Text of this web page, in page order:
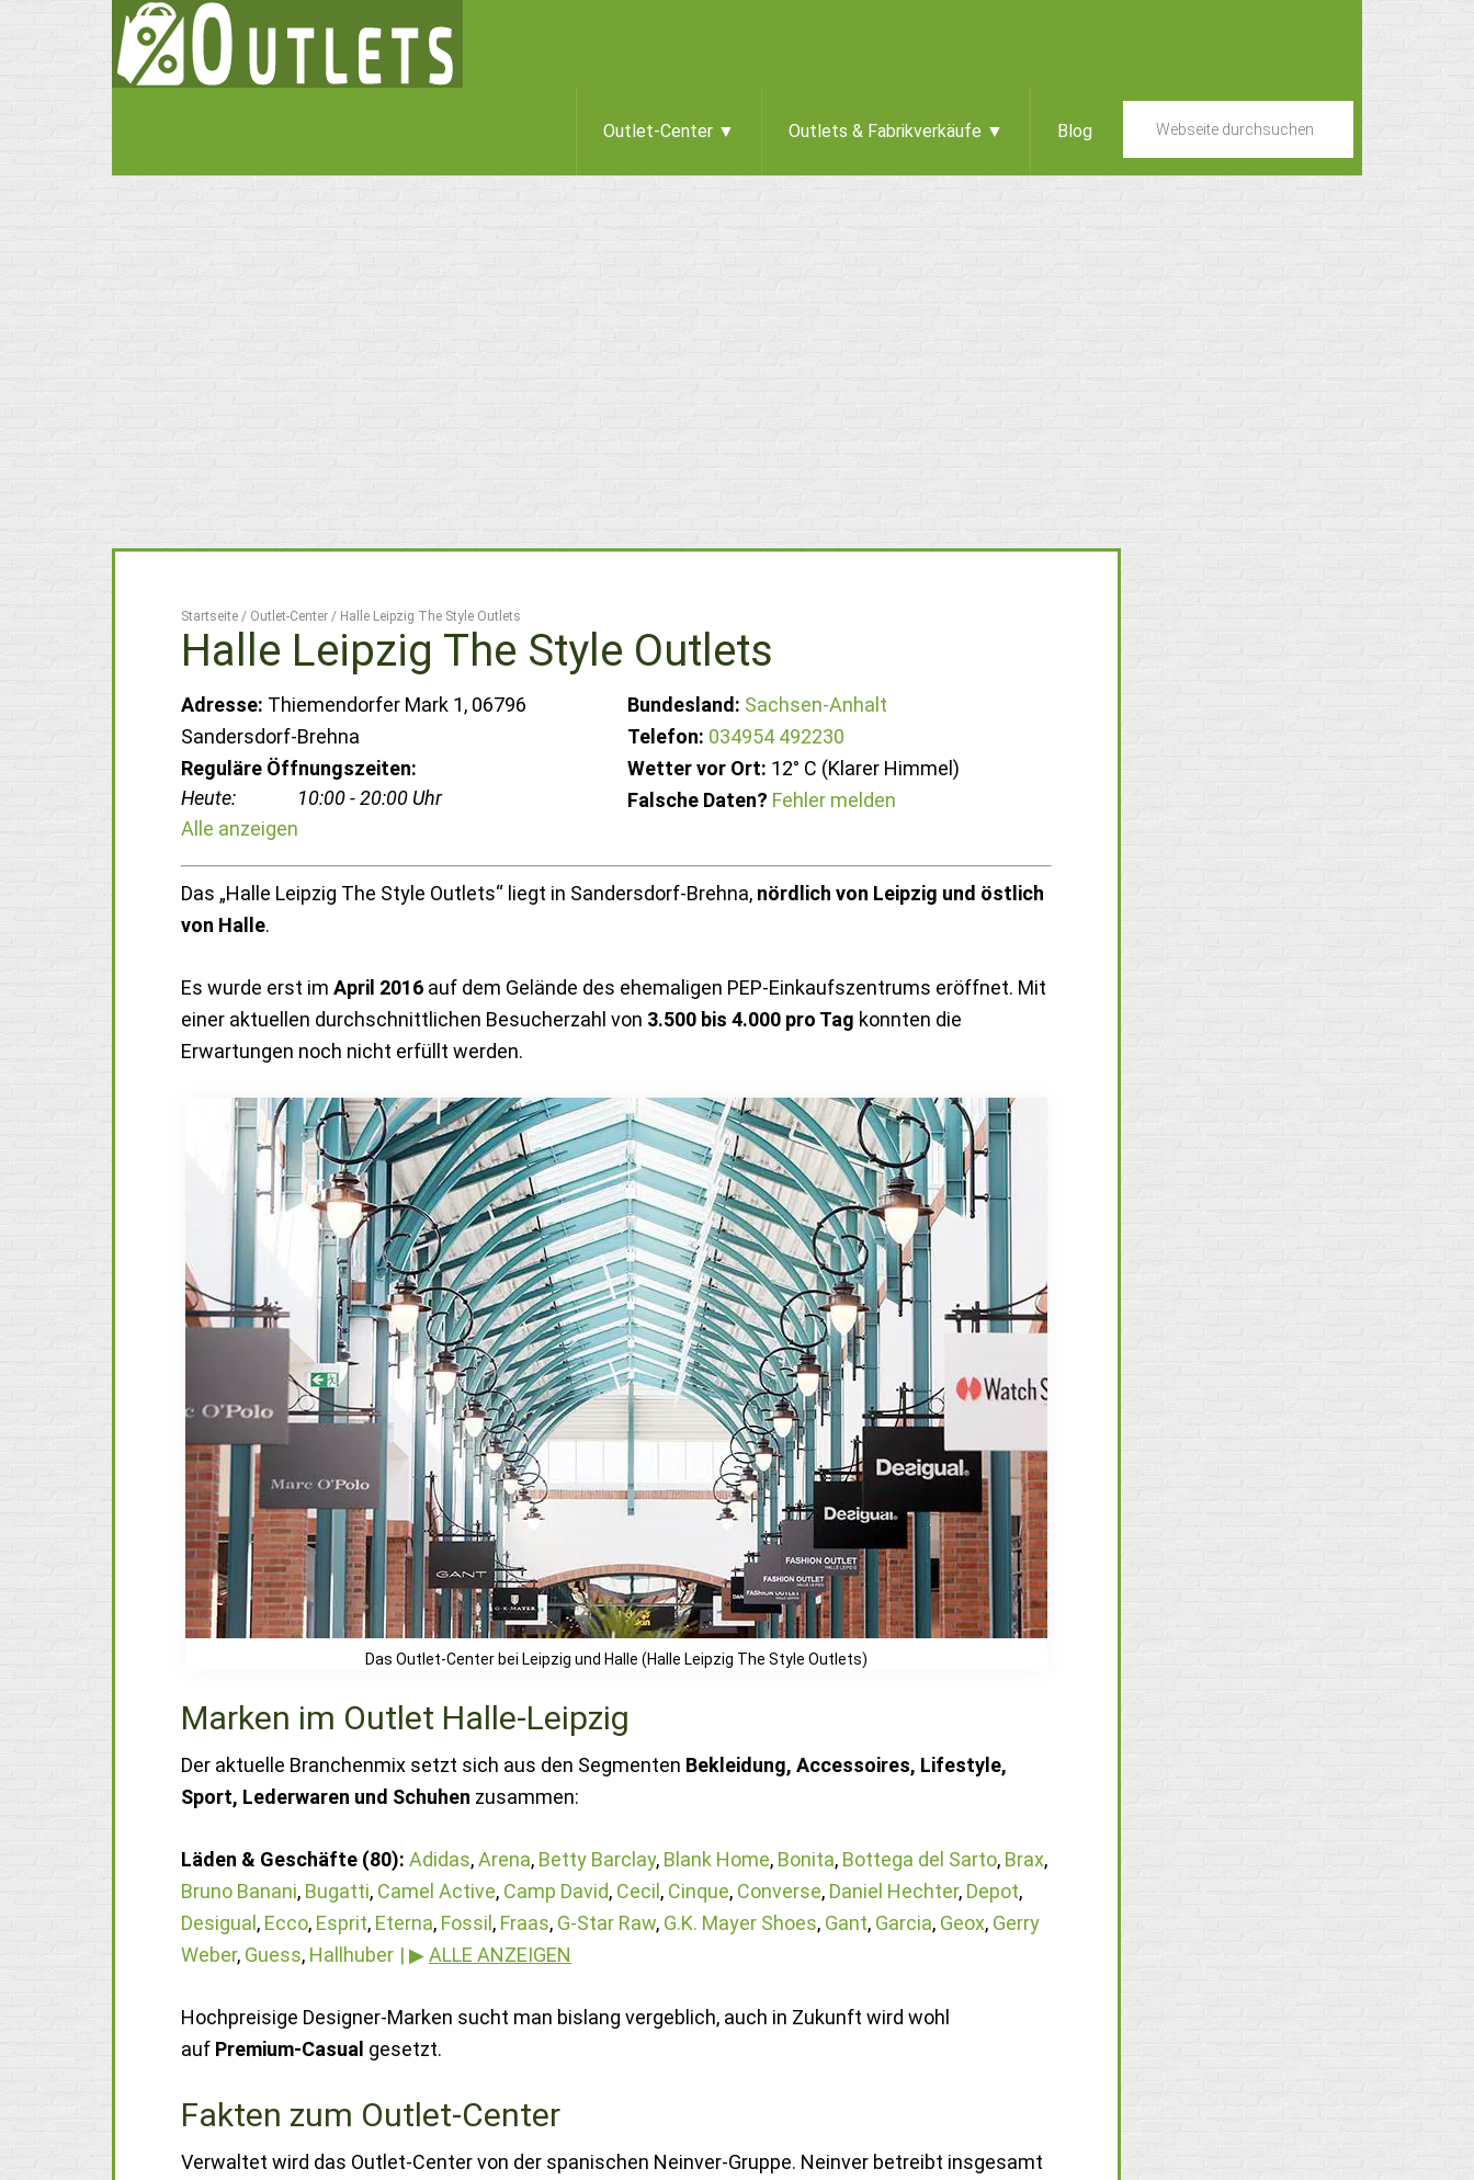
Outlet-Center ▼ Outlets & Fabrikverkäufe ▼ Blog
Startseite / Outlet-Center / Halle Leipzig The Style Outlets
Halle Leipzig The Style Outlets
Adresse: Thiemendorfer Mark 1, 06796
Sandersdorf-Brehna
Reguläre Öffnungszeiten:
Heute:
10:00 - 20:00 Uhr
Alle anzeigen
Bundesland: Sachsen-Anhalt
Telefon: 034954 492230
Wetter vor Ort: 12° C (Klarer Himmel)
Falsche Daten? Fehler melden
Das „Halle Leipzig The Style Outlets“ liegt in Sandersdorf-Brehna, nördlich von Leipzig und östlich
von Halle.
Es wurde erst im April 2016 auf dem Gelände des ehemaligen PEP-Einkaufszentrums eröffnet. Mit
einer aktuellen durchschnittlichen Besucherzahl von 3.500 bis 4.000 pro Tag konnten die
Erwartungen noch nicht erfüllt werden.
Das Outlet-Center bei Leipzig und Halle (Halle Leipzig The Style Outlets)
Marken im Outlet Halle-Leipzig
Der aktuelle Branchenmix setzt sich aus den Segmenten Bekleidung, Accessoires, Lifestyle,
Sport, Lederwaren und Schuhen zusammen:
Läden & Geschäfte (80): Adidas,Arena, Betty Barclay, Blank Home, Bonita, Bottega del Sarto, Brax,
Bruno Banani, Bugatti, Camel Active, Camp David, Cecil , Cinque, Converse, Daniel Hechter, Depot,
Desigual , Ecco, Esprit, Eterna, Fossil , Fraas, G-Star Raw, G.K. Mayer Shoes, Gant, Garcia, Geox, Gerry
Weber, Guess, Hallhuber | ▶ALLE ANZEIGEN
Hochpreisige Designer-Marken sucht man bislang vergeblich, auch in Zukunft wird wohl
auf Premium-Casual gesetzt.
Fakten zum Outlet-Center
Verwaltet wird das Outlet-Center von der spanischen Neinver-Gruppe. Neinver betreibt insgesamt